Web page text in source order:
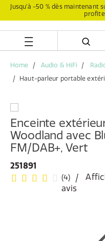
Aller
contenu
Aller
navigation
Jusqu’à -50 % dès maintenant
Home Audio & HiFi
Haut-parleur portable
Enceinte
Woodland avec
FM/DAB+, Vert
251891
(4)
avis